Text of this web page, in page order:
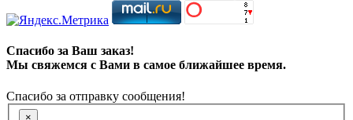
Спасибо за Ваш заказ!
Мы свяжемся с Вами в самое ближайшее время.
Спасибо за отправку сообщения!
×